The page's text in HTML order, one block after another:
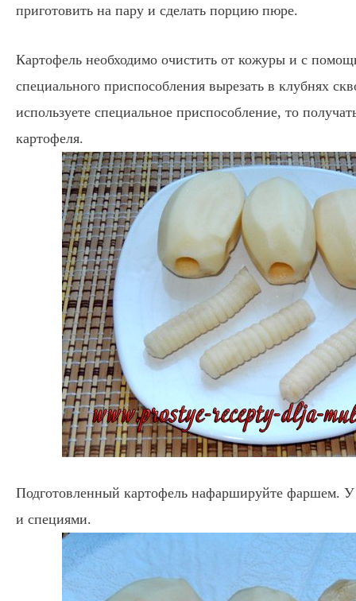
приготовить на пару и сделать порцию пюре.
Картофель необходимо очистить от кожуры и с
специального приспособления вырезать в клубнях
используете специальное приспособление, то
картофеля.
Подготовленный картофель нафаршируйте фаршем.
и специями.